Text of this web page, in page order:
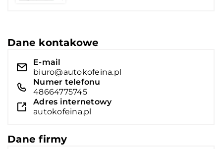
Dane kontakowe
E-mail
biuro@autokofeina.pl
Numer telefonu
48664775745
Adres internetowy
autokofeina.pl
Dane firmy